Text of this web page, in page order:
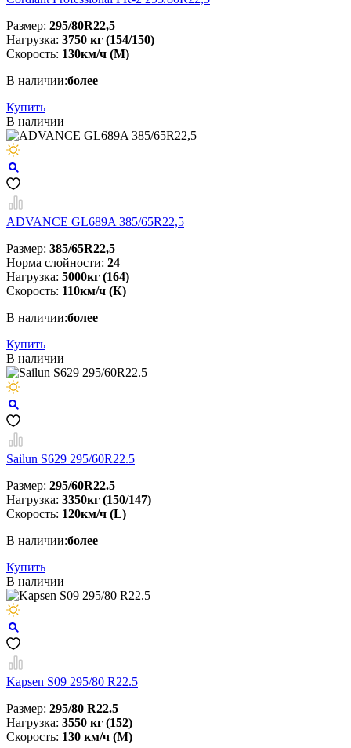
Размер: 295/80R22,5
Нагрузка: 3750 кг (154/150)
Скорость: 130км/ч (M)
В наличии:более
Купить
В наличии
ADVANCE GL689A 385/65R22,5
Размер: 385/65R22,5
Норма слойности: 24
Нагрузка: 5000кг (164)
Скорость: 110км/ч (К)
В наличии:более
Купить
В наличии
Sailun S629 295/60R22.5
Размер: 295/60R22.5
Нагрузка: 3350кг (150/147)
Скорость: 120км/ч (L)
В наличии:более
Купить
В наличии
Kapsen S09 295/80 R22.5
Размер: 295/80 R22.5
Нагрузка: 3550 кг (152)
Скорость: 130 км/ч (М)